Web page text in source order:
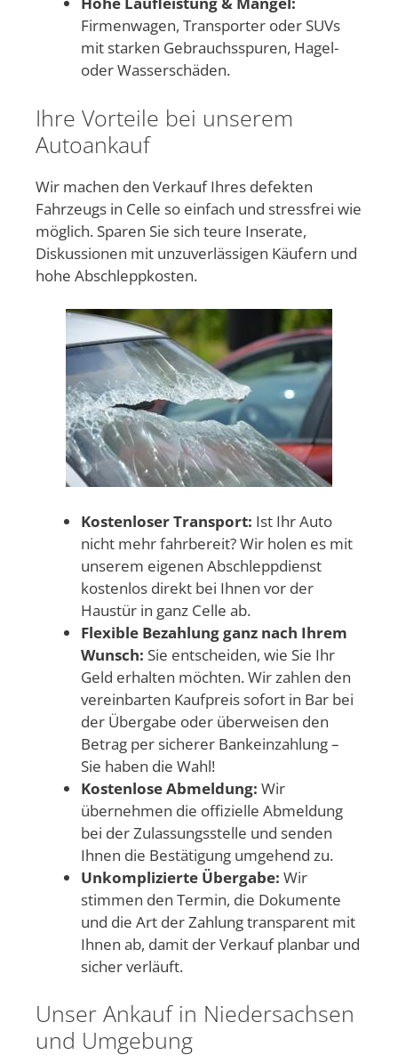
Firmenwagen, Transporter oder SUVs
mit starken Gebrauchsspuren, Hagel-
oder Wasserschäden.
Ihre Vorteile bei unserem
Autoankauf
Wir machen den Verkauf Ihres defekten
Fahrzeugs in Celle so einfach und stressfrei wie
möglich. Sparen Sie sich teure Inserate,
Diskussionen mit unzuverlässigen Käufern und
hohe Abschleppkosten.
Kostenloser Transport: Ist Ihr Auto
nicht mehr fahrbereit? Wir holen es mit
unserem eigenen Abschleppdienst
kostenlos direkt bei Ihnen vor der
Haustür in ganz Celle ab.
Flexible Bezahlung ganz nach Ihrem
Wunsch: Sie entscheiden, wie Sie Ihr
Geld erhalten möchten. Wir zahlen den
vereinbarten Kaufpreis sofort in Bar bei
der Übergabe oder überweisen den
Betrag per sicherer Bankeinzahlung –
Sie haben die Wahl!
Kostenlose Abmeldung: Wir
übernehmen die offizielle Abmeldung
bei der Zulassungsstelle und senden
Ihnen die Bestätigung umgehend zu.
Unkomplizierte Übergabe: Wir
stimmen den Termin, die Dokumente
und die Art der Zahlung transparent mit
Ihnen ab, damit der Verkauf planbar und
sicher verläuft.
Unser Ankauf in Niedersachsen
und Umgebung